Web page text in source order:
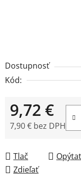
Dostupnosť
Kód:
9,72 €
7,90 € bez DPH
Tlač
Zdieľať